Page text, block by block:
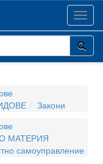
Закони
МАТЕРИЯ
самоуправление